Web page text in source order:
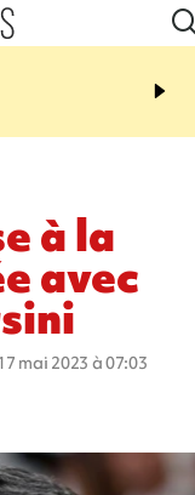
07:00
Un vendredi
à la
avec
mai 2023 à 07:03